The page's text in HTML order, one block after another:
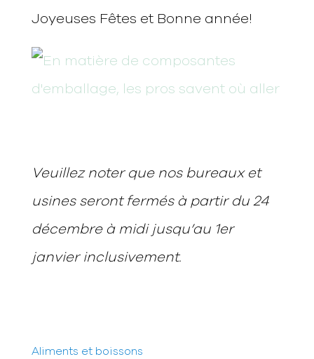
Joyeuses Fêtes et Bonne année!
Veuillez noter que nos bureaux et
usines seront fermés à partir du 24
décembre à midi jusqu’au 1er
janvier inclusivement.
Aliments et boissons